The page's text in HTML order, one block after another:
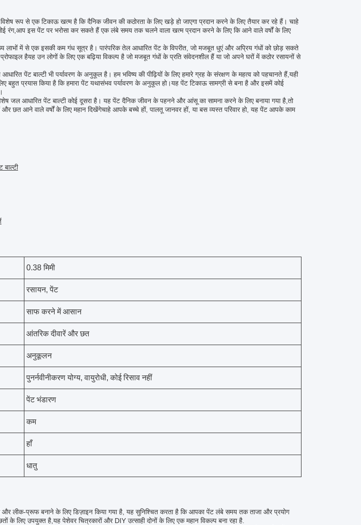
विशेष रूप से एक टिकाऊ खत्म है कि दैनिक जीवन की कठोरता के लिए खड़े हो जाएगा प्रदान करने के लिए तैयार कर रहे हैं। चाहे
रंग,आप इस पेंट पर भरोसा कर सकते हैं एक लंबे समय तक चलने वाला खत्म प्रदान करने के लिए कि आने वाले वर्षों के लिए
लाभों में से एक इसकी कम गंध सूत्र है। पारंपरिक तेल आधारित पेंट के विपरीत, जो मजबूत धुएं और अप्रिय गंधों को छोड़ सकते
हैयह उन लोगों के लिए एक बढ़िया विकल्प है जो मजबूत गंधों के प्रति संवेदनशील हैं या जो अपने घरों में कठोर रसायनों से
पेंट बाल्टी भी पर्यावरण के अनुकूल है। हम भविष्य की पीढ़ियों के लिए हमारे ग्रह के संरक्षण के महत्व को पहचानते हैं,यही
बहुत प्रयास किया है कि हमारा पेंट यथासंभव पर्यावरण के अनुकूल हो।यह पेंट टिकाऊ सामग्री से बना है और इसमें कोई
जल आधारित पेंट बाल्टी कोई दूसरा है। यह पेंट दैनिक जीवन के पहनने और आंसू का सामना करने के लिए बनाया गया है,तो
छत आने वाले वर्षों के लिए महान दिखेंगेचाहे आपके बच्चे हों, पालतू जानवर हों, या बस व्यस्त परिवार हो, यह पेंट आपके काम
बाल्टी
0.38 मिमी
रसायन, पेंट
साफ करने में आसान
आंतरिक दीवारें और छत
अनुकूलन
पुनर्नवीनीकरण योग्य, वायुरोधी, कोई रिसाव नहीं
पेंट भंडारण
कम
हाँ
धातु
और लीक-प्रूफ बनाने के लिए डिज़ाइन किया गया है, यह सुनिश्चित करता है कि आपका पेंट लंबे समय तक ताजा और प्रयोग
के लिए उपयुक्त है,यह पेशेवर चित्रकारों और DIY उत्साही दोनों के लिए एक महान विकल्प बना रहा है.